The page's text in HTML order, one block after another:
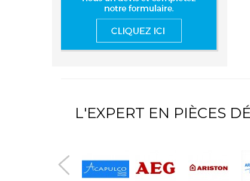
L'EXPERT EN PIÈCES